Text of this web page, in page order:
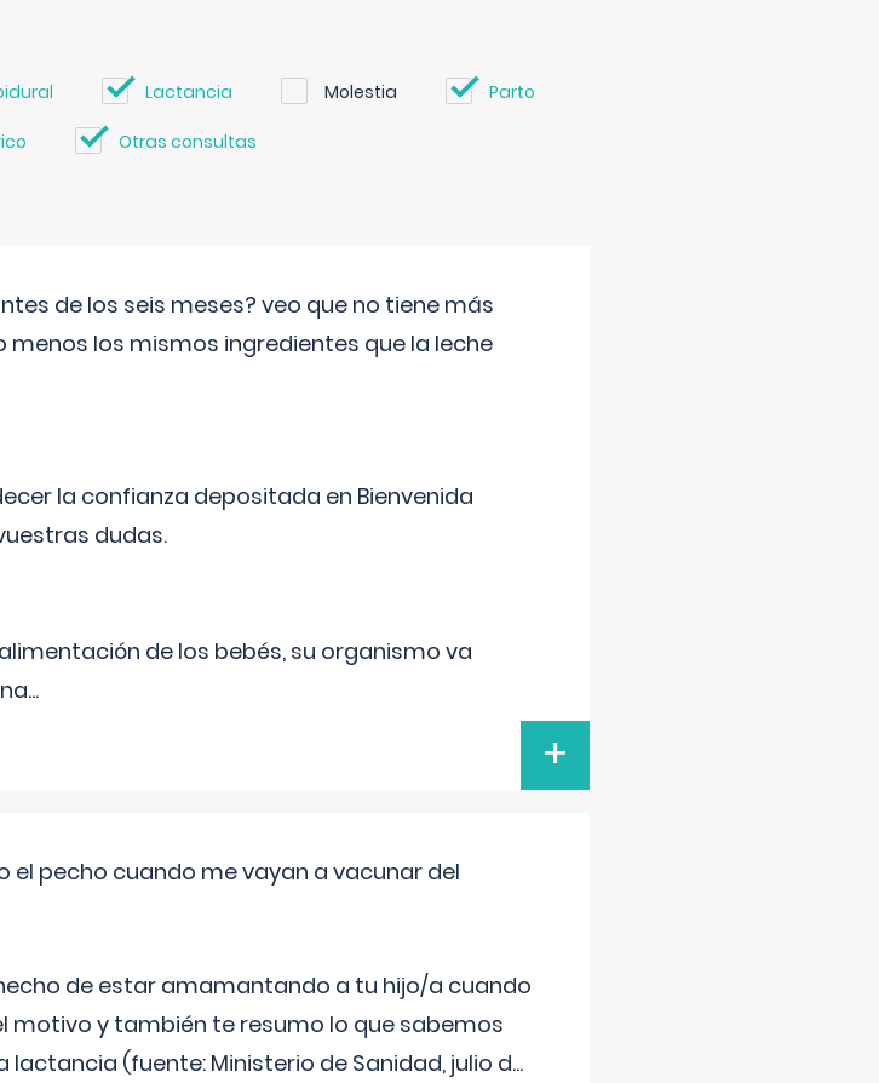
Lactancia Molestia Parto
Otras consultas
de los seis meses? veo que no tiene más
los mismos ingredientes que la leche
la confianza depositada en Bienvenida
dudas.
de los bebés, su organismo va
...
+
pecho cuando me vayan a vacunar del
de estar amamantando a tu hijo/a cuando
motivo y también te resumo lo que sabemos
(fuente: Ministerio de Sanidad, julio d...